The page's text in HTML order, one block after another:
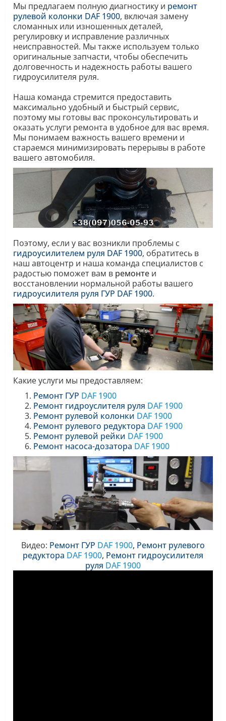
Мы предлагаем полную диагностику и ремонт
рулевой колонки DAF 1900, включая замену
сломанных или изношенных деталей,
регулировку и исправление различных
неисправностей. Мы также используем только
оригинальные запчасти, чтобы обеспечить
долговечность и надежность работы вашего
гидроусилителя руля.
Наша команда стремится предоставить
максимально удобный и быстрый сервис,
поэтому мы готовы вас проконсультировать и
оказать услуги ремонта в удобное для вас время.
Мы понимаем важность вашего времени и
стараемся минимизировать перерывы в работе
вашего автомобиля.
Поэтому, если у вас возникли проблемы с
гидроусилителем руля DAF 1900, обратитесь в
наш автоцентр и наша команда специалистов с
радостью поможет вам в ремонте и
восстановлении нормальной работы вашего
гидроусилителя руля ГУР DAF 1900.
Какие услуги мы предоставляем:
Ремонт ГУР DAF 1900
Ремонт гидроуслителя руля DAF 1900
Ремонт рулевой колонки DAF 1900
Ремонт рулевого редуктора DAF 1900
Ремонт рулевой рейки DAF 1900
Ремонт насоса-дозатора DAF 1900
Видео: Ремонт ГУР DAF 1900, Ремонт рулевого
редуктора DAF 1900, Ремонт гидроусилителя
руля DAF 1900